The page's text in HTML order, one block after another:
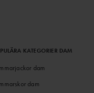
KATEGORIER DAM
dam
dam